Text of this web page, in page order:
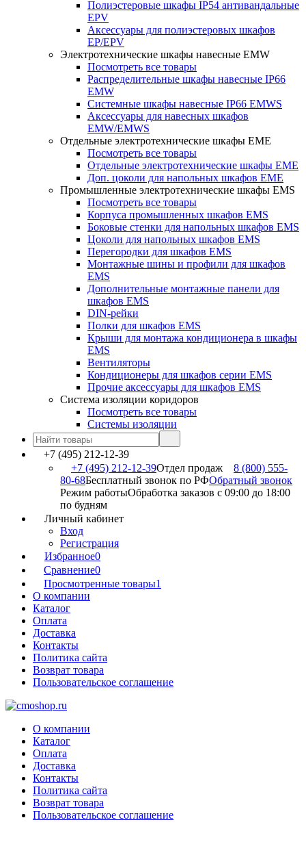
Полиэстеровые шкафы IP54 антивандальные
EPV
Аксессуары для полиэстеровых шкафов
EP/EPV
Электротехнические шкафы навесные EMW
Посмотреть все товары
Распределительные шкафы навесные IP66
EMW
Системные шкафы навесные IP66 EMWS
Аксессуары для навесных шкафов
EMW/EMWS
Отдельные электротехнические шкафы EME
Посмотреть все товары
Отдельные электротехнические шкафы EME
Доп. цоколи для напольных шкафов EME
Промышленные электротехнические шкафы EMS
Посмотреть все товары
Корпуса промышленных шкафов EMS
Боковые стенки для напольных шкафов EMS
Цоколи для напольных шкафов EMS
Перегородки для шкафов EMS
Монтажные шины и профили для шкафов
EMS
Дополнительные монтажные панели для
шкафов EMS
DIN-рейки
Полки для шкафов EMS
Крыши для монтажа кондиционера в шкафы
EMS
Вентиляторы
Кондиционеры для шкафов серии EMS
Прочие аксессуары для шкафов EMS
Система изоляции коридоров
Посмотреть все товары
Системы изоляции
+7 (495) 212-12-39
+7 (495) 212-12-39Отдел продаж
8 (800) 555-
80-68Бесплатный звонок по РФОбратный звонок
Режим работыОбработка заказов с 09:00 до 18:00
по будням
Личный кабинет
Вход
Регистрация
Избранное0
Сравнение0
Просмотренные товары1
О компании
Каталог
Оплата
Доставка
Контакты
Политика сайта
Возврат товара
Пользовательское соглашение
О компании
Каталог
Оплата
Доставка
Контакты
Политика сайта
Возврат товара
Пользовательское соглашение